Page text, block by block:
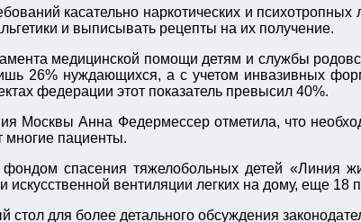
касательно наркотических и
и выписывать рецепты на их получение.
медицинской помощи детям и службы
26% нуждающихся, а с учетом инвазивных
федерации этот показатель превысил 40%.
Москвы Анна Федермессер отметила, что
многие пациенты.
спасения тяжелобольных детей «Линия
вентиляции легких на дому, еще 18
для более детального обсуждения